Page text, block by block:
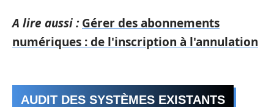
A lire aussi : Gérer des abonnements
numériques : de l'inscription à l'annulation
AUDIT DES SYSTÈMES EXISTANTS